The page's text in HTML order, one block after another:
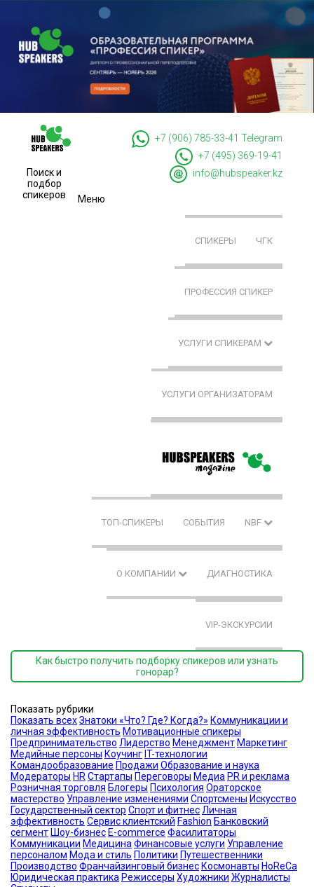
Поиск и
подбор
спикеров
+7 (906) 785-33-41
Telegram
+7 (495) 369-19-41
info@hubspeaker.kz
Меню
СПИКЕРЫ ЧГК
ПРОФЕССИЯ СПИКЕР
УСЛУГИ СПИКЕРАМ
УСЛУГИ ОРГАНИЗАТОРАМ
ТОП-СПИКЕРЫ СОБЫТИЯ NBF
О КОМПАНИИ ДИАГНОСТИКА
VIP-ЭКСКУРСИИ
Как быстро получить подборку спикеров или узнать
гонорар?
Показать рубрики
Показать всехЗнатоки «Что? Где? Когда?» Коммуникации и
личная эффективность Мотивационные спикеры
Предпринимательство Лидерство Менеджмент Маркетинг
Медийные персоны Коучинг IT-технологии
Командообразование Продажи Образование и наука
Модераторы HRСтартапы Переговоры Медиа PR и реклама
Розничная торговля Блогеры Психология Ораторское
мастерство Управление изменениями Спортсмены Искусство
Государственный сектор Спорт и фитнесЛичная
эффективность Сервис клиентский Fashion Банковский
сегмент Шоу-бизнес E-commerce Фасилитаторы
Коммуникации МедицинаФинансовые услуги Управление
персоналом Мода и стиль Политики Путешественники
Производство Франчайзинговый бизнес Космонавты HoReCa
Юридическая практика Режиссеры Художники Журналисты